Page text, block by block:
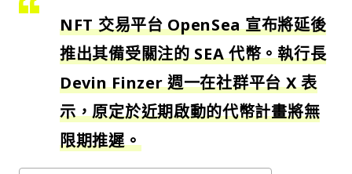
NFT 交易平台 OpenSea 宣布將延後
推出其備受關注的 SEA 代幣。執行長
Devin Finzer 週一在社群平台 X 表
示，原定於近期啟動的代幣計畫將無
限期推遲。